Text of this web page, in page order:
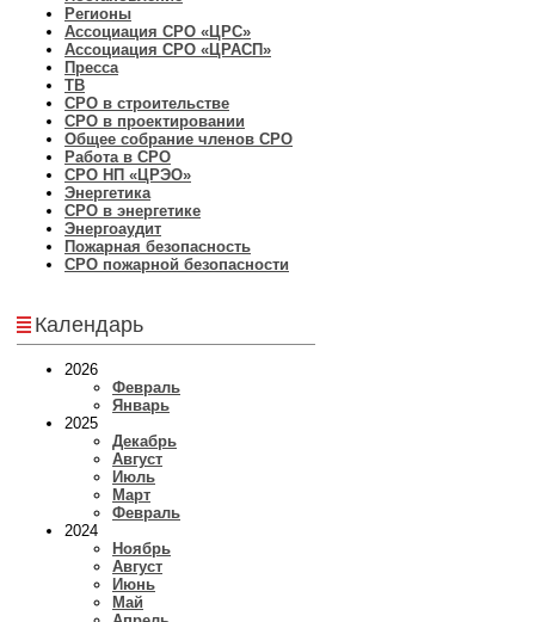
Регионы
Ассоциация СРО «ЦРС»
Ассоциация СРО «ЦРАСП»
Пресса
ТВ
СРО в строительстве
СРО в проектировании
Общее собрание членов СРО
Работа в СРО
СРО НП «ЦРЭО»
Энергетика
СРО в энергетике
Энергоаудит
Пожарная безопасность
СРО пожарной безопасности
Календарь
2026
Февраль
Январь
2025
Декабрь
Август
Июль
Март
Февраль
2024
Ноябрь
Август
Июнь
Май